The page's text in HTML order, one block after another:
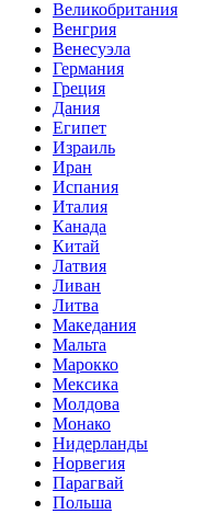
Великобритания
Венгрия
Венесуэла
Германия
Греция
Дания
Египет
Израиль
Иран
Испания
Италия
Канада
Китай
Латвия
Ливан
Литва
Македания
Мальта
Марокко
Мексика
Молдова
Монако
Нидерланды
Норвегия
Парагвай
Польша